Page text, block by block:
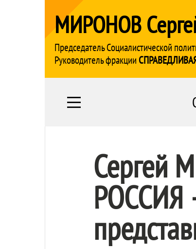
МИРОНОВ
Председатель Социалистической
Руководитель фракции
Сергей
РОССИЯ